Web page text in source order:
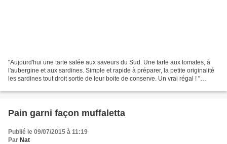
"Aujourd'hui une tarte salée aux saveurs du Sud. Une tarte aux tomates, à
l'aubergine et aux sardines. Simple et rapide à préparer, la petite originalité
les sardines tout droit sortie de leur boite de conserve. Un vrai régal ! "
Pain garni façon muffaletta
Publié le 09/07/2015 à 11:19
Par Nat